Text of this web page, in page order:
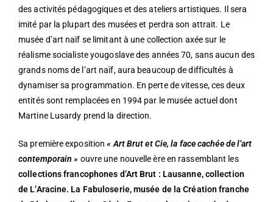
des activités pédagogiques et des ateliers artistiques. Il sera
imité par la plupart des musées et perdra son attrait. Le
musée d’art naïf se limitant à une collection axée sur le
réalisme socialiste yougoslave des années 70, sans aucun des
grands noms de l’art naïf, aura beaucoup de difficultés à
dynamiser sa programmation. En perte de vitesse, ces deux
entités sont remplacées en 1994 par le musée actuel dont
Martine Lusardy prend la direction.
Sa première exposition« Art Brut et Cie, la face cachée de l’art
contemporain » ouvre une nouvelle ère en rassemblant les
collections francophones d’Art Brut : Lausanne, collection
de L’Aracine. La Fabuloserie, musée de la Création franche